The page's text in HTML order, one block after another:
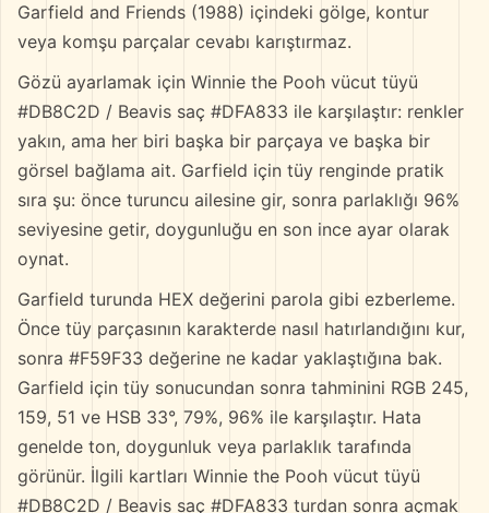
Garfield and Friends (1988) içindeki gölge, kontur
veya komşu parçalar cevabı karıştırmaz.
Gözü ayarlamak için Winnie the Pooh vücut tüyü
#DB8C2D / Beavis saç #DFA833 ile karşılaştır: renkler
yakın, ama her biri başka bir parçaya ve başka bir
görsel bağlama ait. Garfield için tüy renginde pratik
sıra şu: önce turuncu ailesine gir, sonra parlaklığı 96%
seviyesine getir, doygunluğu en son ince ayar olarak
oynat.
Garfield turunda HEX değerini parola gibi ezberleme.
Önce tüy parçasının karakterde nasıl hatırlandığını kur,
sonra #F59F33 değerine ne kadar yaklaştığına bak.
Garfield için tüy sonucundan sonra tahminini RGB 245,
159, 51 ve HSB 33°, 79%, 96% ile karşılaştır. Hata
genelde ton, doygunluk veya parlaklık tarafında
görünür. İlgili kartları Winnie the Pooh vücut tüyü
#DB8C2D / Beavis saç #DFA833 turdan sonra açmak